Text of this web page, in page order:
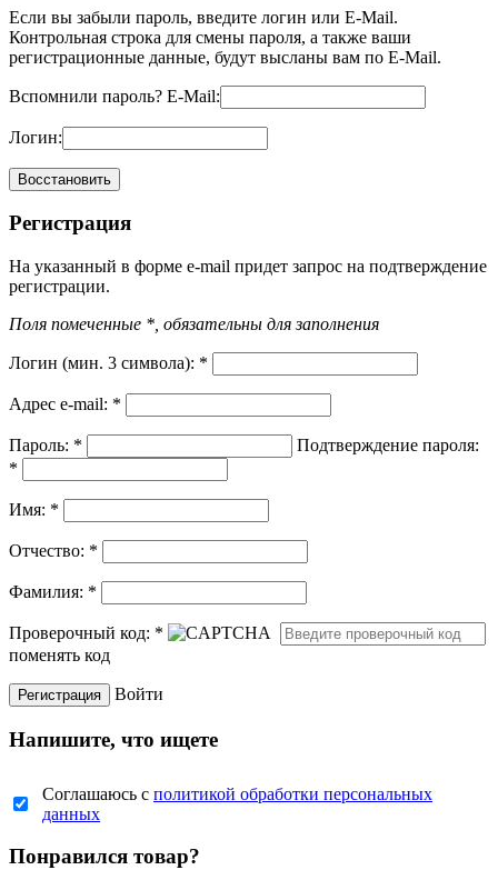
Если вы забыли пароль, введите логин или E-Mail.
Контрольная строка для смены пароля, а также ваши
регистрационные данные, будут высланы вам по E-Mail.
Вспомнили пароль? E-Mail:
Логин:
Регистрация
На указанный в форме e-mail придет запрос на подтверждение
регистрации.
Поля помеченные *, обязательны для заполнения
Логин (мин. 3 символа): *
Адрес e-mail: *
Пароль: *
Подтверждение пароля:
*
Имя: *
Отчество: *
Фамилия: *
Проверочный код: *
поменять код
Войти
Напишите, что ищете
Соглашаюсь с политикой обработки персональных
данных
Понравился товар?